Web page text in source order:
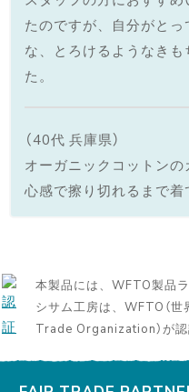
たのですが、自分がと
な、とろけるようなき
た。
（40代 兵庫県）
オーガニックコットン
心感で擦り切れるまで着
本製品には、WFTO製品
シサム工房は、WFTO（
Trade Organization）が認